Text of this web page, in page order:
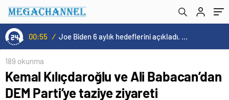
00:55 / Joe Biden 6 aylık hedeflerini açıkladı. Senato buz gibi…
189 okunma
Kemal Kılıçdaroğlu ve Ali Babacan’dan
DEM Parti’ye taziye ziyareti